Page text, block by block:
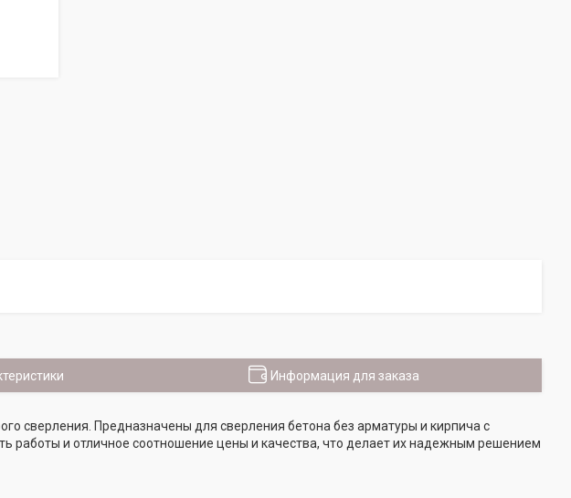
Информация для заказа
сверления. Предназначены для сверления бетона без арматуры и кирпича с
работы и отличное соотношение цены и качества, что делает их надежным решением